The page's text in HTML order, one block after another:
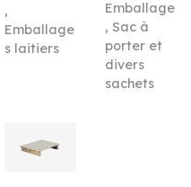
,
Emballage
s laitiers
Emballage
, Sac à
porter et
divers
sachets